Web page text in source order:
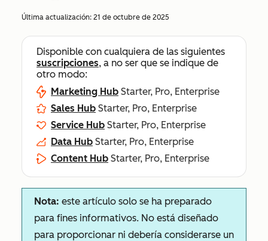
Última actualización: 21 de octubre de 2025
Disponible con cualquiera de las siguientes
suscripciones, a no ser que se indique de
otro modo:
Marketing Hub Starter, Pro, Enterprise
Sales Hub Starter, Pro, Enterprise
Service Hub Starter, Pro, Enterprise
Data Hub Starter, Pro, Enterprise
Content Hub Starter, Pro, Enterprise
Nota: este artículo solo se ha preparado
para fines informativos. No está diseñado
para proporcionar ni debería considerarse un